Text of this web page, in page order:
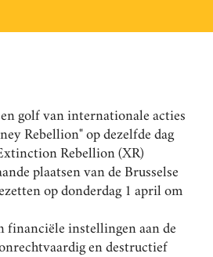
golf van internationale acties
Rebellion" op dezelfde dag
Rebellion (XR)
plaatsen van de Brusselse
op donderdag 1 april om
financiële instellingen aan de
en destructief